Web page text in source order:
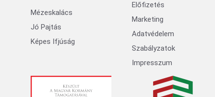
Mézeskalács
Jó Pajtás
Képes Ifjúság
Előfizetés
Marketing
Adatvédelem
Szabályzatok
Impresszum